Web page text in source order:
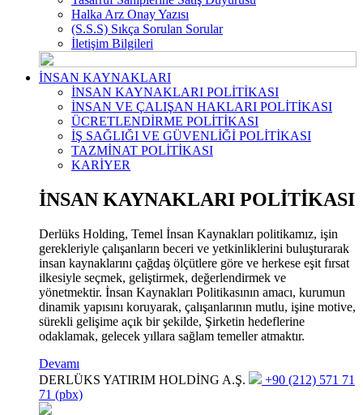
Halka Arz Onay Yazısı
(S.S.S) Sıkça Sorulan Sorular
İletişim Bilgileri
İNSAN KAYNAKLARI
İNSAN KAYNAKLARI POLİTİKASI
İNSAN VE ÇALIŞAN HAKLARI POLİTİKASI
ÜCRETLENDİRME POLİTİKASI
İŞ SAĞLIĞI VE GÜVENLİĞİ POLİTİKASI
TAZMİNAT POLİTİKASI
KARİYER
İNSAN KAYNAKLARI POLİTİKASI
Derlüks Holding, Temel İnsan Kaynakları politikamız, işin
gerekleriyle çalışanların beceri ve yetkinliklerini buluşturarak
insan kaynaklarını çağdaş ölçütlere göre ve herkese eşit fırsat
ilkesiyle seçmek, geliştirmek, değerlendirmek ve
yönetmektir. İnsan Kaynakları Politikasının amacı, kurumun
dinamik yapısını koruyarak, çalışanlarının mutlu, işine motive,
sürekli gelişime açık bir şekilde, Şirketin hedeflerine
odaklamak, gelecek yıllara sağlam temeller atmaktır.
Devamı
DERLÜKS YATIRIM HOLDİNG A.Ş.
+90 (212) 571 71
71 (pbx)